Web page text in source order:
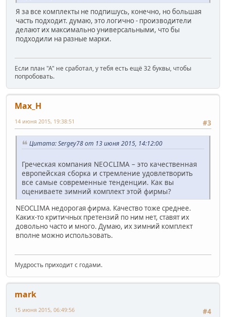
Я за все комплекты не подпишусь, конечно, но большая
часть подходит. думаю, это логично - производители
делают их максимально универсальными, что бы
подходили на разные марки.
Если план "А" не сработал, у тебя есть ещё 32 буквы, чтобы
попробовать.
Max_H
#3
14 июня 2015, 19:38:51
Цитата: Sergey78 от 13 июня 2015, 14:12:00
Греческая компания NEOCLIMA – это качественная
европейская сборка и стремление удовлетворить
все самые современные тенденции. Как вы
оцениваете зимний комплект этой фирмы?
NEOCLIMA недорогая фирма. Качество тоже среднее.
Каких-то критичных претензий по ним нет, ставят их
довольно часто и много. Думаю, их зимний комплект
вполне можно использовать.
Мудрость приходит с годами.
mark
#4
15 июня 2015, 06:49:56